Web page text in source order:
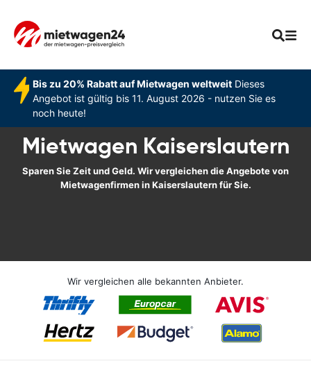
Bis zu 20% Rabatt auf Mietwagen weltweitDieses
Angebot ist gültig bis 11. August 2026 - nutzen Sie es
noch heute!
Mietwagen Kaiserslautern
Sparen Sie Zeit und Geld. Wir vergleichen die Angebote von
Mietwagenfirmen in Kaiserslautern für Sie.
Wir vergleichen alle bekannten Anbieter.